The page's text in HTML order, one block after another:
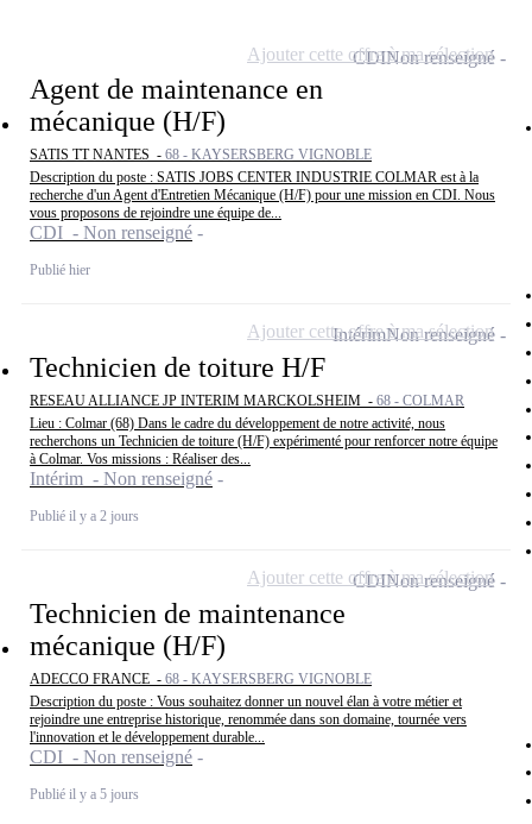
Agent de maintenance en
mécanique (H/F)
SATIS TT NANTES - 68 - KAYSERSBERG VIGNOBLE
Description du poste : SATIS JOBS CENTER INDUSTRIE COLMAR est à la
recherche d'un Agent d'Entretien Mécanique (H/F) pour une mission en CDI. Nous
vous proposons de rejoindre une équipe de...
CDI - Non renseigné
Publié hier
CDINon renseigné
Ajouter cette offre à ma sélection
Technicien de toiture H/F
RESEAU ALLIANCE JP INTERIM MARCKOLSHEIM - 68 - COLMAR
Lieu : Colmar (68) Dans le cadre du développement de notre activité, nous
recherchons un Technicien de toiture (H/F) expérimenté pour renforcer notre équipe
à Colmar. Vos missions : Réaliser des...
Intérim - Non renseigné
Publié il y a 2 jours
IntérimNon renseigné
Ajouter cette offre à ma sélection
Technicien de maintenance
mécanique (H/F)
ADECCO FRANCE - 68 - KAYSERSBERG VIGNOBLE
Description du poste : Vous souhaitez donner un nouvel élan à votre métier et
rejoindre une entreprise historique, renommée dans son domaine, tournée vers
l'innovation et le développement durable...
CDI - Non renseigné
Publié il y a 5 jours
CDINon renseigné
Ajouter cette offre à ma sélection